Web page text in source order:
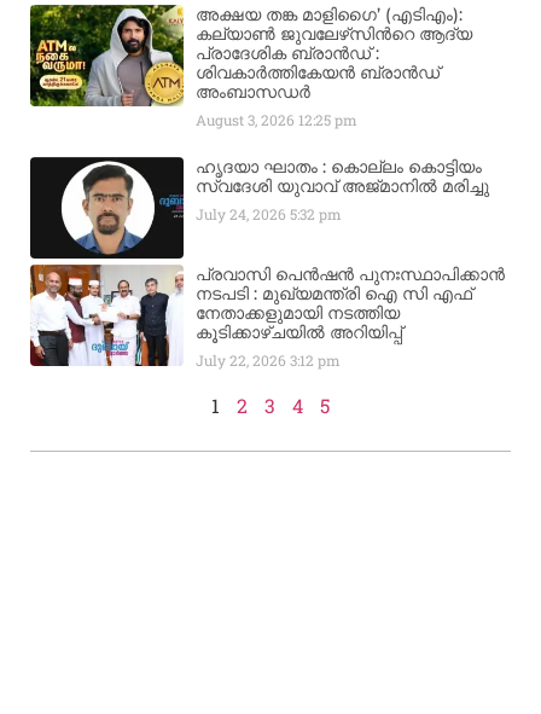
അക്ഷയ തങ്ക മാളിഗൈ’ (എടിഎം):
കല്യാണ്‍ ജുവലേഴ്‌സിന്‍റെ ആദ്യ
പ്രാദേശിക ബ്രാന്‍ഡ് :
ശിവകാര്‍ത്തികേയന്‍ ബ്രാന്‍ഡ്
അംബാസഡര്‍
August 3, 2026 12:25 pm
ഹൃദയാ ഘാതം : കൊല്ലം കൊട്ടിയം
സ്വദേശി യുവാവ് അജ്മാനിൽ മരിച്ചു
July 24, 20265:32 pm
പ്രവാസി പെൻഷൻ പുനഃസ്ഥാപിക്കാൻ
നടപടി : മുഖ്യമന്ത്രി ഐ സി എഫ്
നേതാക്കളുമായി നടത്തിയ
കൂടിക്കാഴ്ചയിൽ അറിയിപ്പ്
July 22, 20263:12 pm
1 2 3 4 5